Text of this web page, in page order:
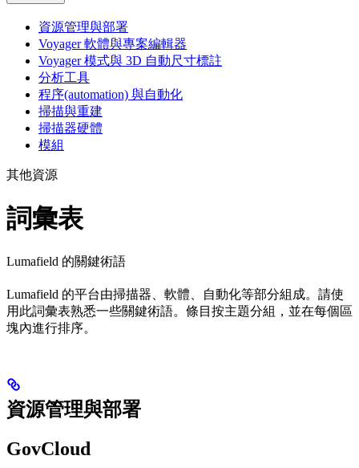
資源管理與部署
Voyager 軟體與專案編輯器
Voyager 模式與 3D 自動尺寸標註
分析工具
程序(automation) 與自動化
掃描與重建
掃描器硬體
模組
其他資源
詞彙表
Lumafield 的關鍵術語
Lumafield 的平台由掃描器、軟體、自動化等部分組成。請使
用此詞彙表熟悉一些關鍵術語。條目按主題分組，並在每個區
塊內進行排序。
資源管理與部署
GovCloud